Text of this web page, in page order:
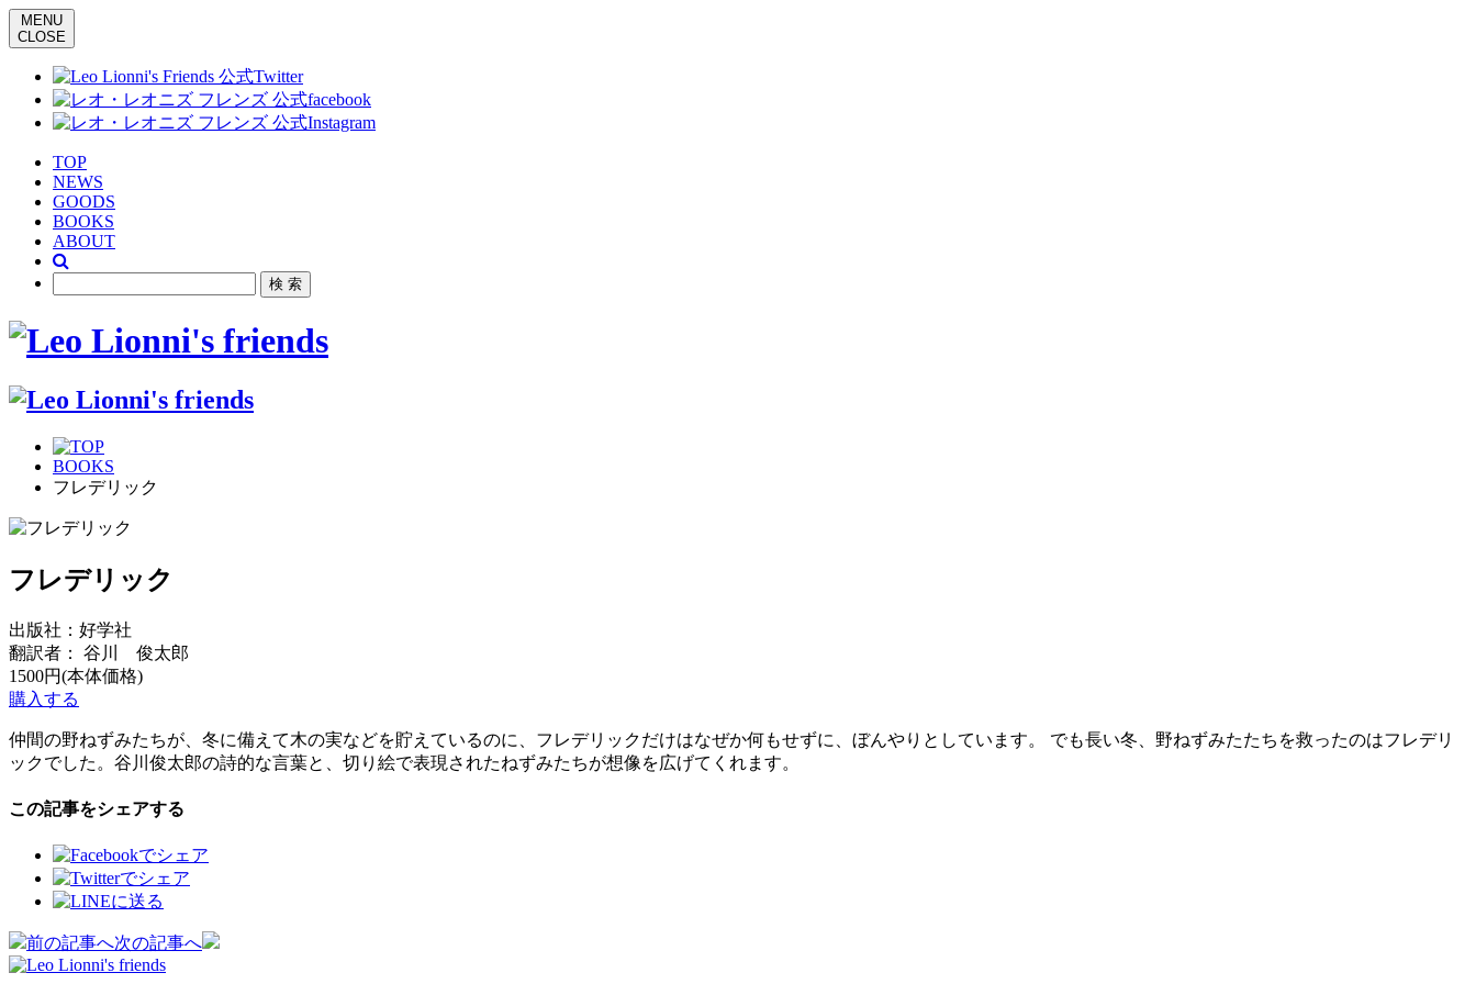
MENU
CLOSE
TOP
NEWS
GOODS
BOOKS
ABOUT
BOOKS
フレデリック
フレデリック
出版社： 好学社
翻訳者：
谷川 俊太郎
1500円(本体価格)
購入する
仲間の野ねずみたちが、冬に備えて木の実などを貯えているのに、フレデリックだけはなぜか何もせずに、ぼんやりとしています。 でも長い冬、野ねずみたたちを救ったのはフレデリ
ックでした。谷川俊太郎の詩的な言葉と、切り絵で表現されたねずみたちが想像を広げてくれます。
この記事をシェアする
投前の記事へ次の記事へ